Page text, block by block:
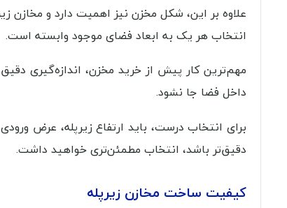
علاوه بر این، شکل مخزن نیز اهمیت دارد و مخازن
انتخاب هر یک به ابعاد فضای موجود وابسته است.
مهم‌ترین کار پیش از خرید مخزن، اندازه‌گیری
داخل فضا جا نشود.
برای انتخاب درست، باید ارتفاع زیرپله، عرض
دقیق‌تر باشد، انتخاب مطمئن‌تری خواهید داشت.
کیفیت ساخت مخازن زیرپله